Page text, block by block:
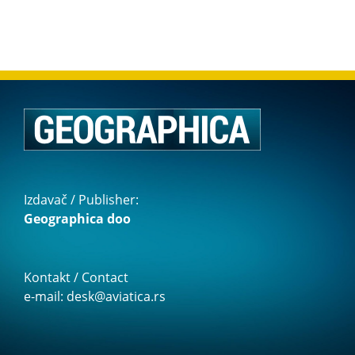
Izdavač / Publisher:
Geographica doo
Kontakt / Contact
e-mail: desk@aviatica.rs